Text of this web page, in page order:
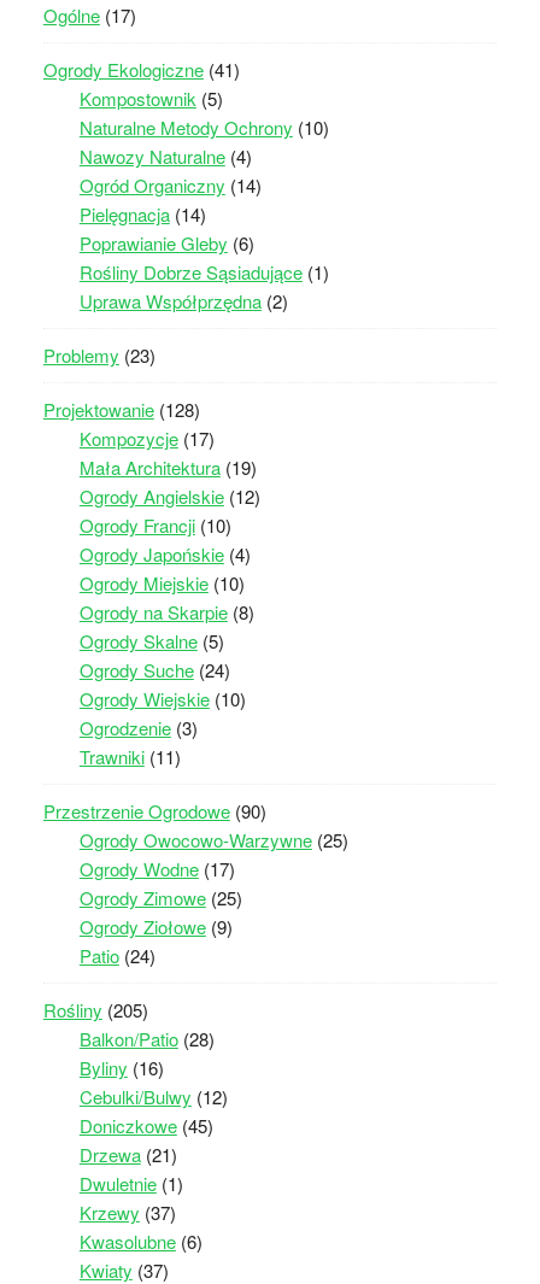
Ogólne(17)
Ogrody Ekologiczne(41)
Kompostownik (5)
Naturalne Metody Ochrony (10)
Nawozy Naturalne(4)
Ogród Organiczny (14)
Pielęgnacja(14)
Poprawianie Gleby (6)
Rośliny Dobrze Sąsiadujące(1)
Uprawa Współprzędna(2)
Problemy (23)
Projektowanie(128)
Kompozycje(17)
Mała Architektura(19)
Ogrody Angielskie(12)
Ogrody Francji(10)
Ogrody Japońskie(4)
Ogrody Miejskie(10)
Ogrody na Skarpie(8)
Ogrody Skalne(5)
Ogrody Suche(24)
Ogrody Wiejskie(10)
Ogrodzenie(3)
Trawniki(11)
Przestrzenie Ogrodowe(90)
Ogrody Owocowo-Warzywne(25)
Ogrody Wodne(17)
Ogrody Zimowe(25)
Ogrody Ziołowe(9)
Patio(24)
Rośliny (205)
Balkon/Patio(28)
Byliny (16)
Cebulki/Bulwy (12)
Doniczkowe(45)
Drzewa(21)
Dwuletnie(1)
Krzewy (37)
Kwasolubne(6)
Kwiaty (37)